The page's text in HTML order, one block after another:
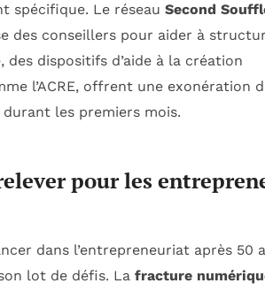
spécifique. Le réseau Second
des conseillers pour aider à
des dispositifs d’aide à la création
l’ACRE, offrent une exonération
durant les premiers mois.
pour les
dans l’entrepreneuriat après 50
lot de défis. La fracture